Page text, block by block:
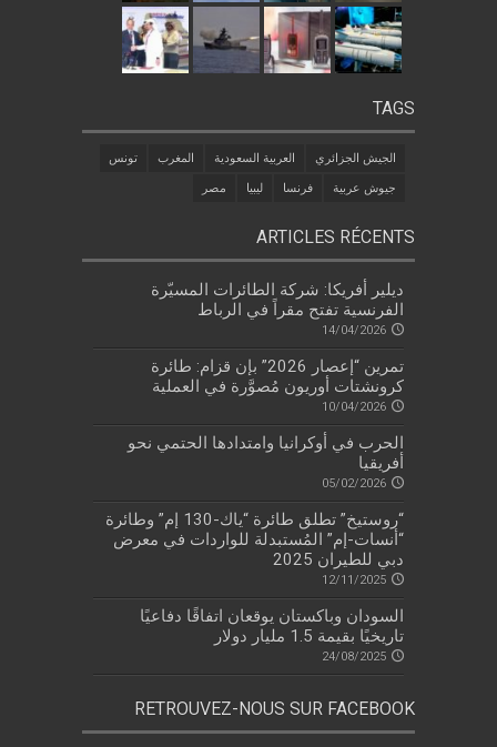
TAGS
الجيش الجزائري العربية السعودية المغرب تونس
جيوش عربية فرنسا ليبيا مصر
ARTICLES RÉCENTS
ديلير أفريكا: شركة الطائرات المسيّرة
الفرنسية تفتح مقراً في الرباط
14/04/2026
تمرين “إعصار 2026” بإن قزام: طائرة
كرونشتات أوريون مُصوَّرة في العملية
10/04/2026
الحرب في أوكرانيا وامتدادها الحتمي نحو
أفريقيا
05/02/2026
“روستيخ” تطلق طائرة “ياك-130 إم” وطائرة
“أنسات-إم” المُستبدلة للواردات في معرض
دبي للطيران 2025
12/11/2025
السودان وباكستان يوقعان اتفاقًا دفاعيًا
تاريخيًا بقيمة 1.5 مليار دولار
24/08/2025
RETROUVEZ-NOUS SUR FACEBOOK